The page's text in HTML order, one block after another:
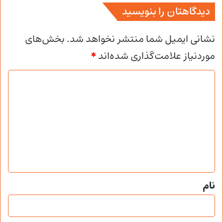
دیدگاهتان را بنویسید
نشانی ایمیل شما منتشر نخواهد شد.بخش‌های
موردنیاز علامت‌گذاری شده‌اند*
د
*
نام